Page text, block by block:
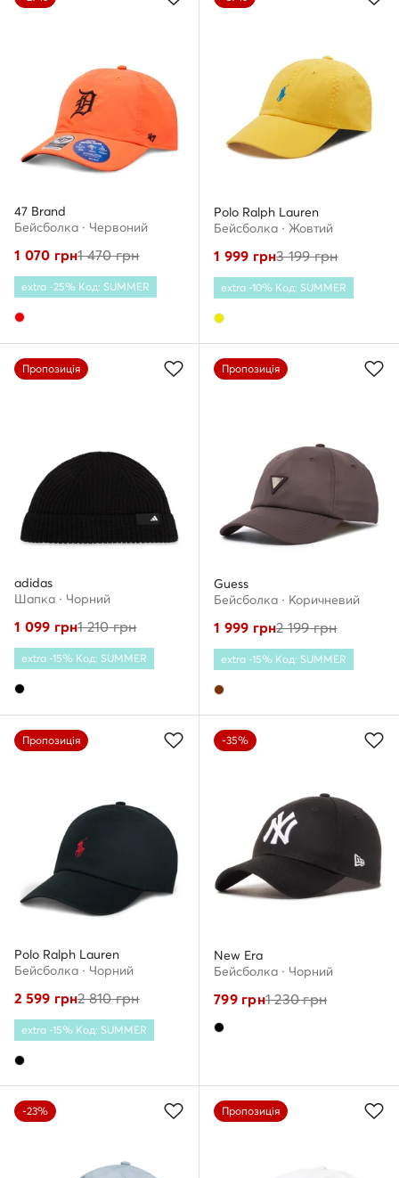
47 Brand
Бейсболка · Червоний
1 070 грн1 470грн
extra -25% Код: SUMMER
Polo Ralph Lauren
Бейсболка · Жовтий
1 999 грн3 199грн
extra -10% Код: SUMMER
Пропозиція
adidas
Шапкa · Чорний
1 099 грн1 210грн
extra -15% Код: SUMMER
Пропозиція
Guess
Бейсболка · Коричневий
1 999 грн2 199грн
extra -15% Код: SUMMER
Пропозиція
Polo Ralph Lauren
Бейсболка · Чорний
2 599 грн2 810грн
extra -15% Код: SUMMER
-35%
New Era
Бейсболка · Чорний
799грн1 230грн
-23% Пропозиція